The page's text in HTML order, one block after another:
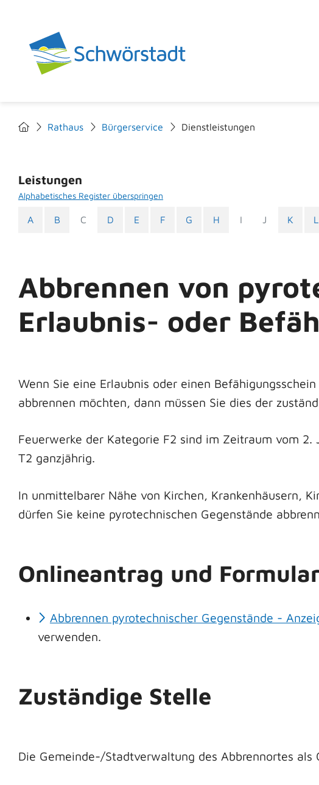
Rathaus Bürgerservice Dienstleistungen
Leistungen
Alphabetisches Register überspringen
A B C D E F G H I J K L
Abbrennen von
Erlaubnis- oder
Wenn Sie eine Erlaubnis oder einen
abbrennen möchten, dann müssen Sie dies der
Feuerwerke der Kategorie F2 sind im Zeitraum vom
T2 ganzjährig.
In unmittelbarer Nähe von Kirchen, Krankenhäusern,
dürfen Sie keine pyrotechnischen Gegenstände
Onlineantrag und
Abbrennen pyrotechnischer Gegenstände -
verwenden.
Zuständige Stelle
Die Gemeinde-/Stadtverwaltung des Abbrennortes als